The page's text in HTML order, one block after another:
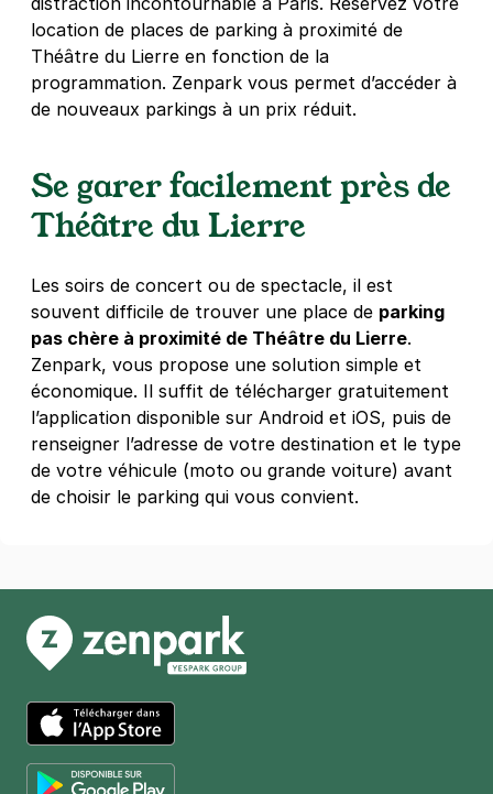
Paris - Olympiades - Porte d'Ivry
3 rue Marcel Duchamp
75013Paris
4,3(162 avis)
Réserver
+ Abonnements disponibles
Paris - Quartier de la Gare -
Olympiades
74 rue du chateau des rentiers
75013Paris
4,3(23 avis)
2,50 €/heure, 20 €/jour,65 €/semaine(tarifs dégressifs)
+ Abonnements disponibles
75013
Paris
4,1(185 avis)
2,50 €/heure,23 €/jour,
Réserver
+ Abonnements disponibles
location de places de parking à proximité de
Théâtre du Lierre en fonction de la
programmation. Zenpark vous permet d’accéder à
de nouveaux parkings à un prix réduit.
Se garer facilement près de
Théâtre du Lierre
Les soirs de concert ou de spectacle, il est
souvent difficile de trouver une place de parking
pas chère à proximité de Théâtre du Lierre.
Zenpark, vous propose une solution simple et
économique. Il suffit de télécharger gratuitement
l’application disponible sur Android et iOS, puis de
renseigner l’adresse de votre destination et le type
de votre véhicule (moto ou grande voiture) avant
de choisir le parking qui vous convient.
App Store